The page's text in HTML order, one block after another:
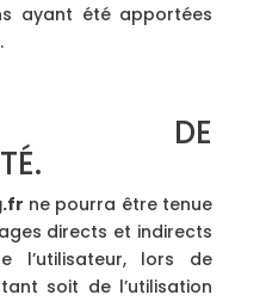
ayant été apportées
DE
ne pourra être tenue
directs et indirects
l’utilisateur, lors de
soit de l’utilisation